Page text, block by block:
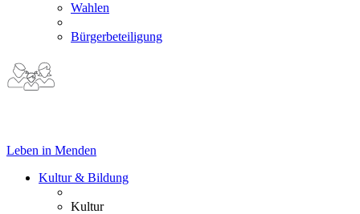
Wahlen
Bürgerbeteiligung
Leben in Menden
Kultur & Bildung
Kultur